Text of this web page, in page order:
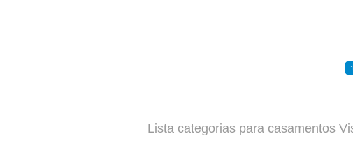
1
Lista categorias para casamentos